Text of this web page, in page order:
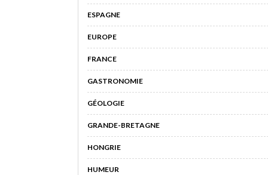
ESPAGNE
EUROPE
FRANCE
GASTRONOMIE
GÉOLOGIE
GRANDE-BRETAGNE
HONGRIE
HUMEUR